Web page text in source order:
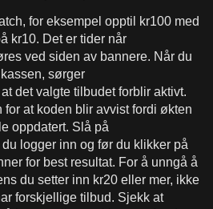
for eksempel opptil kr100 med
kr10. Det er tider når
ved siden av bannere. Når du
sørger
det valgte tilbudet forblir aktivt.
for at koden blir avvist fordi økten
oppdatert. Slå på
logger inn og før du klikker på
for best resultat. For å unngå å
du setter inn kr20 eller mer, ikke
forskjellige tilbud. Sjekk at